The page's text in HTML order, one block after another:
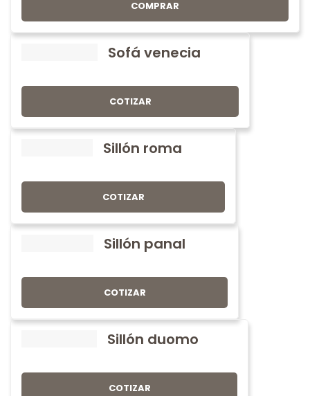
COMPRAR
Sofá venecia
COTIZAR
Sillón roma
COTIZAR
Sillón panal
COTIZAR
Sillón duomo
COTIZAR